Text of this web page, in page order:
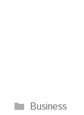
Categories
Business